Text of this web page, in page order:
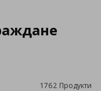
1762 Продукти